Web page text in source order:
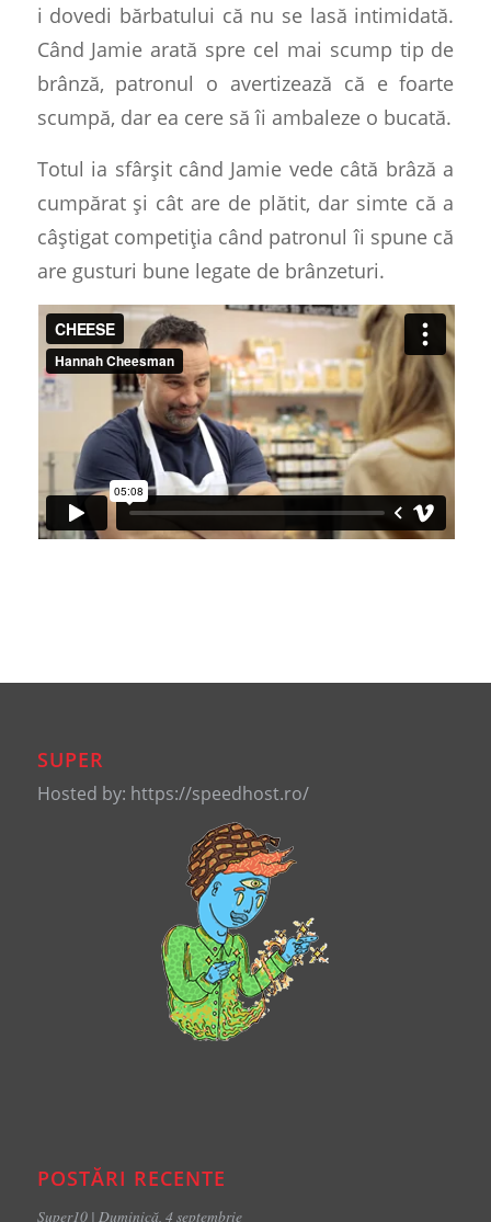
i dovedi bărbatului că nu se lasă intimidată.
Când Jamie arată spre cel mai scump tip de
brânză, patronul o avertizează că e foarte
scumpă, dar ea cere să îi ambaleze o bucată.
Totul ia sfârșit când Jamie vede câtă brâză a
cumpărat și cât are de plătit, dar simte că a
câștigat competiția când patronul îi spune că
are gusturi bune legate de brânzeturi.
SUPER
Hosted by: https://speedhost.ro/
POSTĂRI RECENTE
Super10 | Duminică, 4 septembrie